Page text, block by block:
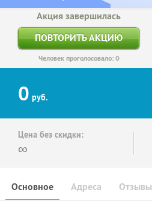
Акция завершилась
ПОВТОРИТЬ АКЦИЮ
Человек проголосовало: 0
0 руб.
Цена без скидки:
∞
Основное Отзывы
Адреса